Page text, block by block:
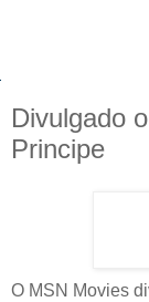
Divulgado
Principe
O MSN Movies